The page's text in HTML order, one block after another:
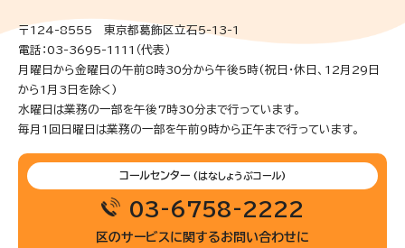
〒124-8555 東京都葛飾区立石5-13-1
電話：03-3695-1111（代表）
月曜日から金曜日の午前8時30分から午後5時(祝日・休日、12月29日
から1月3日を除く)
水曜日は業務の一部を午後7時30分まで行っています。
毎月1回日曜日は業務の一部を午前9時から正午まで行っています。
コールセンター (はなしょうぶコール)
03-6758-2222
区のサービスに関するお問い合わせに